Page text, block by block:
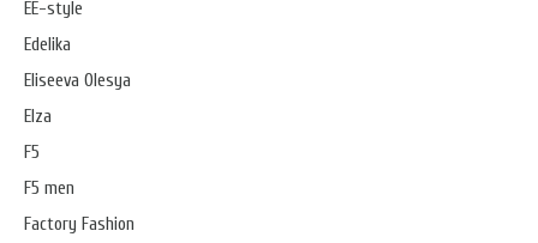
EE-style
Edelika
Eliseeva Olesya
Elza
F5
F5 men
Factory Fashion